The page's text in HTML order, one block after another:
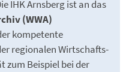
IHK Arnsberg ist an das
(WWA)
kompetente
regionalen Wirtschafts-
zum Beispiel bei der